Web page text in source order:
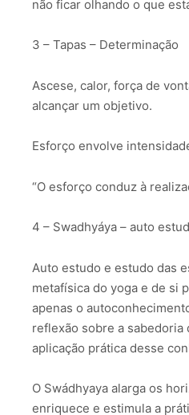
não ficar olhando o que
3 – Tapas – Determinação
Ascese, calor, força de
alcançar um objetivo.
Esforço envolve
“O esforço conduz à
4 – Swadhyáya – auto
Auto estudo e estudo das
metafísica do yoga e de si
apenas o
reflexão sobre a sabedoria
aplicação prática desse
O Swádhyaya alarga os
enriquece e estimula a